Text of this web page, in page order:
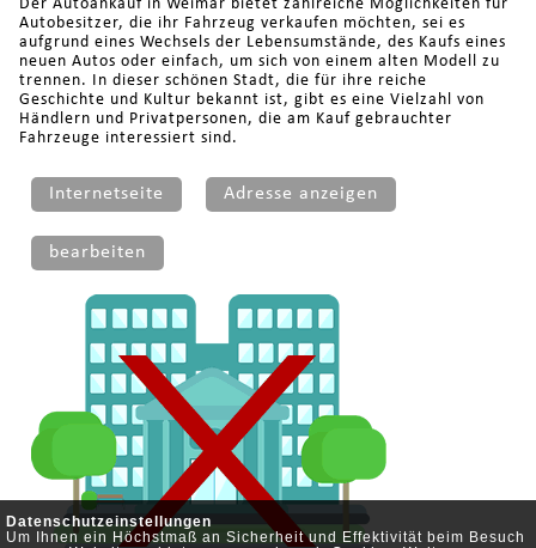
Datenschutzeinstellungen
Um Ihnen ein Höchstmaß an Sicherheit und Effektivität beim Besuch
Der Autoankauf in Weimar bietet zahlreiche Möglichkeiten für
Autobesitzer, die ihr Fahrzeug verkaufen möchten, sei es
aufgrund eines Wechsels der Lebensumstände, des Kaufs eines
neuen Autos oder einfach, um sich von einem alten Modell zu
trennen. In dieser schönen Stadt, die für ihre reiche
Geschichte und Kultur bekannt ist, gibt es eine Vielzahl von
Händlern und Privatpersonen, die am Kauf gebrauchter
Fahrzeuge interessiert sind.
Internetseite Adresse anzeigen
bearbeiten